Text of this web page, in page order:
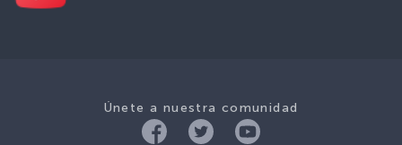
Únete a nuestra comunidad